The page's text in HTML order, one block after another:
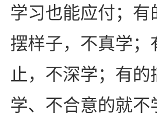
学习也能应付；
摆样子，不真学
止，不深学；有
学、不合意的就